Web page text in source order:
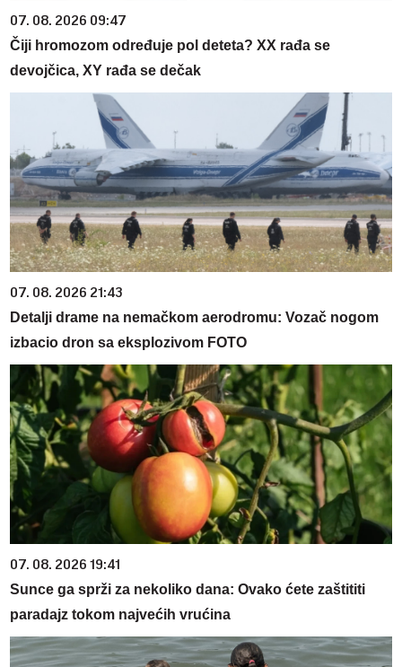
07. 08. 2026 09:47
Čiji hromozom određuje pol deteta? XX rađa se
devojčica, XY rađa se dečak
07. 08. 2026 21:43
Detalji drame na nemačkom aerodromu: Vozač nogom
izbacio dron sa eksplozivom FOTO
07. 08. 2026 19:41
Sunce ga sprži za nekoliko dana: Ovako ćete zaštititi
paradajz tokom najvećih vrućina